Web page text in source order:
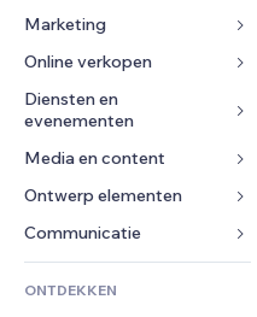
Marketing
Advertenties
Mobiel
Analytics
Social media
SEO
Betrokkenheid
Websitevermeldingen
E-mail
Online verkopen
Apps voor webshops
Verzending en levering
Verkoopknoppen
Online cursussen
Print on demand
Boekhouding
Coupons en loyaliteit
Diensten en
evenementen
Hotels
Evenementen
Restaurants
Vastgoed
Boekingen
Media en content
Galerij
Muziek
Podcasts
Fotografie
Ontwerp elementen
Kaarten en navigatie
Privacy en beveiliging
Ontime
Formulieren
ONTDEKKEN